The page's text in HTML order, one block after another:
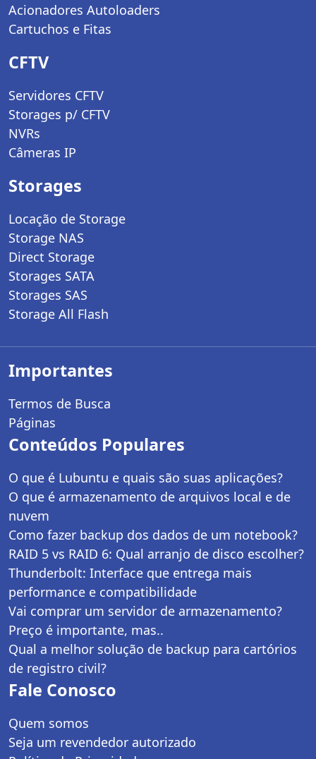
Acionadores Autoloaders
Cartuchos e Fitas
CFTV
Servidores CFTV
Storages p/ CFTV
NVRs
Câmeras IP
Storages
Locação de Storage
Storage NAS
Direct Storage
Storages SATA
Storages SAS
Storage All Flash
Importantes
Termos de Busca
Páginas
Conteúdos Populares
O que é Lubuntu e quais são suas aplicações?
O que é armazenamento de arquivos local e de
nuvem
Como fazer backup dos dados de um notebook?
RAID 5 vs RAID 6: Qual arranjo de disco escolher?
Thunderbolt: Interface que entrega mais
performance e compatibilidade
Vai comprar um servidor de armazenamento?
Preço é importante, mas..
Qual a melhor solução de backup para cartórios
de registro civil?
Fale Conosco
Quem somos
Seja um revendedor autorizado